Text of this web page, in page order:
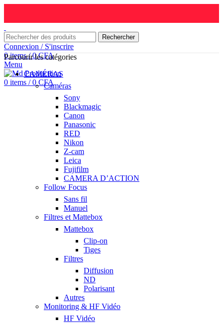
Rechercher
Connexion / S'inscrire
0items / 0CFA
Menu
0 items / 0 CFA
Parcourir les catégories
CAMÉRAS
Caméras
Sony
Blackmagic
Canon
Panasonic
RED
Nikon
Z-cam
Leica
Fujifilm
CAMERA D’ACTION
Follow Focus
Sans fil
Manuel
Filtres et Mattebox
Mattebox
Clip-on
Tiges
Filtres
Diffusion
ND
Polarisant
Autres
Monitoring & HF Vidéo
HF Vidéo